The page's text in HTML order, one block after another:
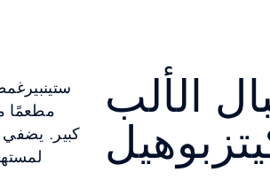
الألب
مطعمًا
كبير. يضفي